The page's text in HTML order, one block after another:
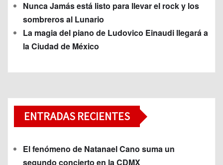
Nunca Jamás está listo para llevar el rock y los
sombreros al Lunario
La magia del piano de Ludovico Einaudi llegará a
la Ciudad de México
ENTRADAS RECIENTES
El fenómeno de Natanael Cano suma un
segundo concierto en la CDMX